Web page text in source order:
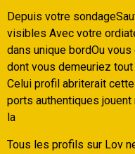
Depuis votre
visibles Avec votre
dans unique bordOu
dont vous demeuriez
Celui profil abriterait
ports authentiques
la
Tous les profils sur Lov